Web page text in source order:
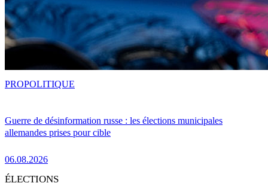
Guerre de désinformation russe : les élections municipales
allemandes prises pour cible
06.08.2026
PROPOLITIQUE
ÉLECTIONS